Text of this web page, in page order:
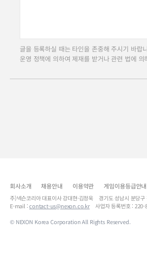
글을 등록하실 때는 타인을 존중해 주시기 바
운영 정책에 의하여 제재를 받거나 관련 법에
회사소개 채용안내 이용약관 게임이용등급안내
주)넥슨코리아 대표이사 강대현·김정욱 경기도 성남시 분
E-mail :contact-us@nexon.co.kr사업자 등록번호 : 220-
© NEXON Korea Corporation All Rights Reserved.